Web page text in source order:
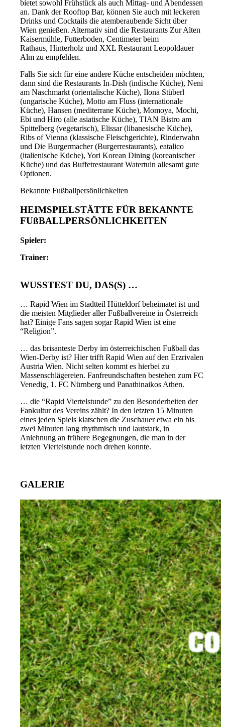
bietet sowohl Frühstück als auch Mittag- und Abendessen
an. Dank der Rooftop Bar, können Sie auch mit leckeren
Drinks und Cocktails die atemberaubende Sicht über
Wien genießen. Alternativ sind die Restaurants Zur Alten
Kaisermühle, Futterboden, Centimeter beim
Rathaus, Hinterholz und XXL Restaurant Leopoldauer
Alm zu empfehlen.
Falls Sie sich für eine andere Küche entscheiden möchten,
dann sind die Restaurants In-Dish (indische Küche), Neni
am Naschmarkt (orientalische Küche), Ilona Stüberl
(ungarische Küche), Motto am Fluss (internationale
Küche), Hansen (mediterrane Küche), Momoya, Mochi,
Ebi und Hiro (alle asiatische Küche), TIAN Bistro am
Spittelberg (vegetarisch), Elissar (libanesische Küche),
Ribs of Vienna (klassische Fleischgerichte), Rinderwahn
und Die Burgermacher (Burgerrestaurants), eatalico
(italienische Küche), Yori Korean Dining (koreanischer
Küche) und das Buffetrestaurant Watertuin allesamt gute
Optionen.
Bekannte Fußballpersönlichkeiten
HEIMSPIELSTÄTTE FÜR BEKANNTE
FUßBALLPERSÖNLICHKEITEN
Spieler:
Trainer:
WUSSTEST DU, DAS(S) …
… Rapid Wien im Stadtteil Hütteldorf beheimatet ist und
die meisten Mitglieder aller Fußballvereine in Österreich
hat? Einige Fans sagen sogar Rapid Wien ist eine
“Religion”.
… das brisanteste Derby im österreichischen Fußball das
Wien-Derby ist? Hier trifft Rapid Wien auf den Erzrivalen
Austria Wien. Nicht selten kommt es hierbei zu
Massenschlägereien. Fanfreundschaften bestehen zum FC
Venedig, 1. FC Nürnberg und Panathinaikos Athen.
… die “Rapid Viertelstunde” zu den Besonderheiten der
Fankultur des Vereins zählt? In den letzten 15 Minuten
eines jeden Spiels klatschen die Zuschauer etwa ein bis
zwei Minuten lang rhythmisch und lautstark, in
Anlehnung an frühere Begegnungen, die man in der
letzten Viertelstunde noch drehen konnte.
GALERIE